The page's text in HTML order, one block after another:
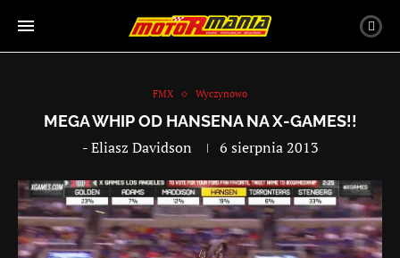
FMX Wyczynowo
MEGA WHIP OD HANSENA NA X-GAMES!!
-Eliasz Davidson 6 sierpnia 2013